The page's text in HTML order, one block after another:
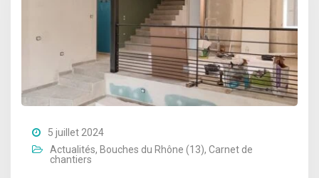
5 juillet 2024
Actualités, Bouches du Rhône (13), Carnet de
chantiers